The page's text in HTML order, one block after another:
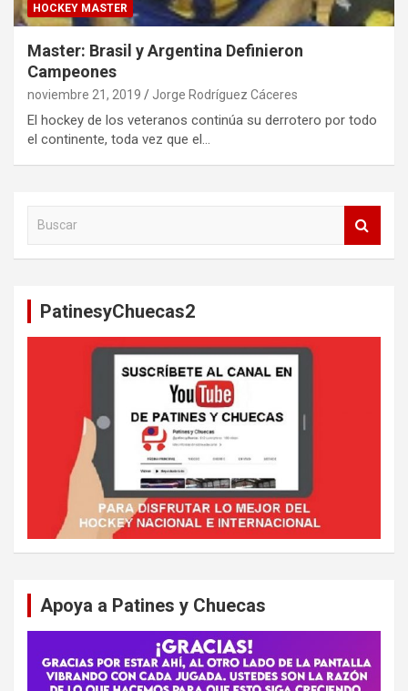
HOCKEY MASTER
Master: Brasil y Argentina Definieron
Campeones
noviembre 21, 2019 Jorge Rodríguez Cáceres
El hockey de los veteranos continúa su derrotero por todo
el continente, toda vez que el…
PatinesyChuecas2
Apoya a Patines y Chuecas